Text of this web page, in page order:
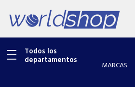
Todos los
departamentos MARCAS